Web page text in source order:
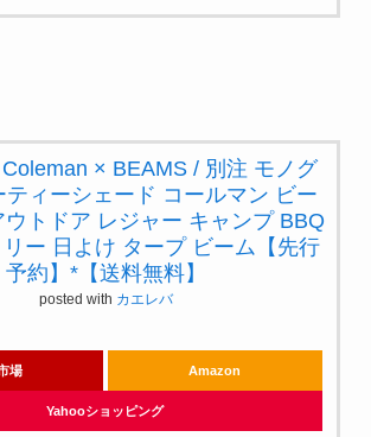
Coleman × BEAMS / 別注 モノグ
ラム柄 パーティーシェード コー
ルマン ビームス 限定 アウトドア
レジャー キャンプ BBQ ロゴ ファ
ミリー 日よけ タープ ビーム【先
posted withカエレバ